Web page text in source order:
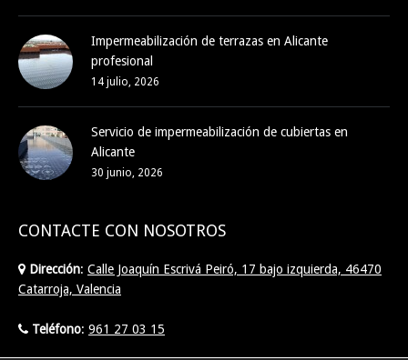
Impermeabilización de terrazas en Alicante
profesional
14 julio, 2026
Servicio de impermeabilización de cubiertas en
Alicante
30 junio, 2026
CONTACTE CON NOSOTROS
Dirección: Calle Joaquín Escrivá Peiró, 17 bajo izquierda, 46470
Catarroja, Valencia
Teléfono: 961 27 03 15